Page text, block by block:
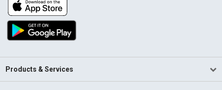
Products & Services